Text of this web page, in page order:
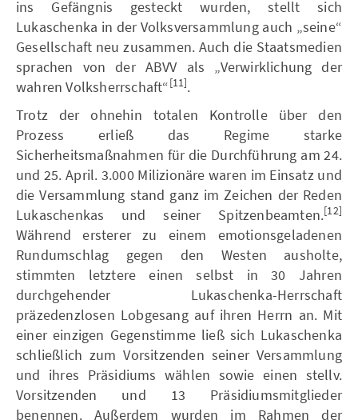
ins Gefängnis gesteckt wurden, stellt sich
Lukaschenka in der Volksversammlung auch „seine“
Gesellschaft neu zusammen. Auch die Staatsmedien
sprachen von der ABVV als „Verwirklichung der
wahren Volksherrschaft“[11].
Trotz der ohnehin totalen Kontrolle über den
Prozess erließ das Regime starke
Sicherheitsmaßnahmen für die Durchführung am 24.
und 25. April. 3.000 Milizionäre waren im Einsatz und
die Versammlung stand ganz im Zeichen der Reden
Lukaschenkas und seiner Spitzenbeamten.[12]
Während ersterer zu einem emotionsgeladenen
Rundumschlag gegen den Westen ausholte,
stimmten letztere einen selbst in 30 Jahren
durchgehender Lukaschenka-Herrschaft
präzedenzlosen Lobgesang auf ihren Herrn an. Mit
einer einzigen Gegenstimme ließ sich Lukaschenka
schließlich zum Vorsitzenden seiner Versammlung
und ihres Präsidiums wählen sowie einen stellv.
Vorsitzenden und 13 Präsidiumsmitglieder
benennen. Außerdem wurden im Rahmen der